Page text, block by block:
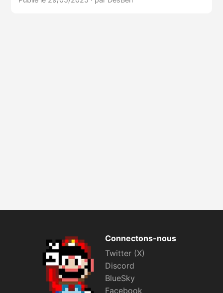
Connectons-nous
Twitter (X)
Discord
BlueSky
Facebook